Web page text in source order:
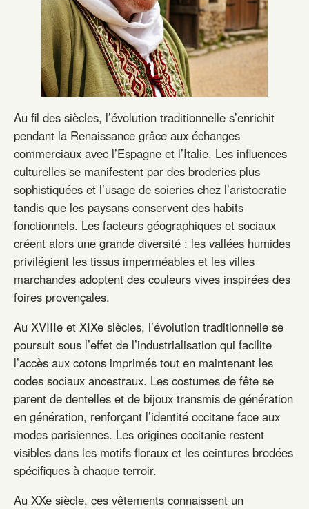
Au fil des siècles, l’évolution traditionnelle s’enrichit
pendant la Renaissance grâce aux échanges
commerciaux avec l’Espagne et l’Italie. Les influences
culturelles se manifestent par des broderies plus
sophistiquées et l’usage de soieries chez l’aristocratie
tandis que les paysans conservent des habits
fonctionnels. Les facteurs géographiques et sociaux
créent alors une grande diversité : les vallées humides
privilégient les tissus imperméables et les villes
marchandes adoptent des couleurs vives inspirées des
foires provençales.
Au XVIIIe et XIXe siècles, l’évolution traditionnelle se
poursuit sous l’effet de l’industrialisation qui facilite
l’accès aux cotons imprimés tout en maintenant les
codes sociaux ancestraux. Les costumes de fête se
parent de dentelles et de bijoux transmis de génération
en génération, renforçant l’identité occitane face aux
modes parisiennes. Les origines occitanie restent
visibles dans les motifs floraux et les ceintures brodées
spécifiques à chaque terroir.
Au XXe siècle, ces vêtements connaissent un